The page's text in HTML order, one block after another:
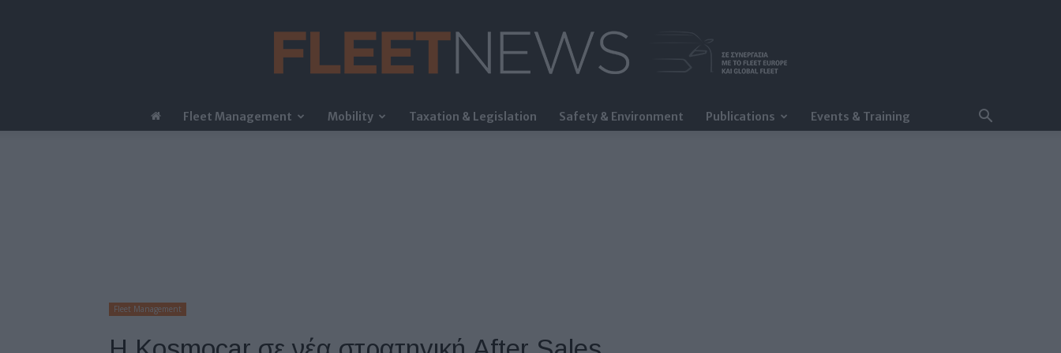
FleetNews
Fleet Management Mobility Taxation & Legislation Safety & Environment Publications Events & Training
Fleet Management